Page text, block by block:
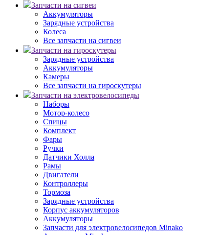
Запчасти на сигвеи
Аккумуляторы
Зарядные устройства
Колеса
Все запчасти на сигвеи
Запчасти на гироскутеры
Зарядные устройства
Аккумуляторы
Камеры
Все запчасти на гироскутеры
Запчасти на электровелосипеды
Наборы
Мотор-колесо
Спицы
Комплект
Фары
Ручки
Датчики Холла
Рамы
Двигатели
Контроллеры
Тормоза
Зарядные устройства
Корпус аккумуляторов
Аккумуляторы
Запчасти для электровелосипедов Minako